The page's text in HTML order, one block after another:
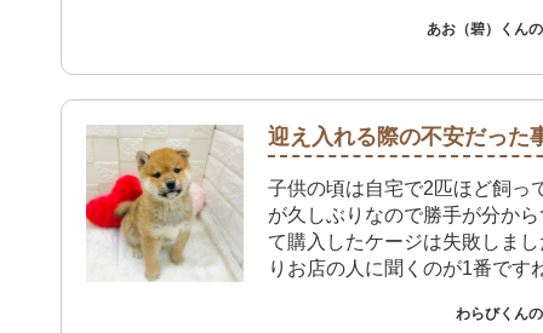
あお（碧）くん
迎え入れる際の不安だった
子供の頃は自宅で2匹ほど飼っ
が久しぶりなので勝手が分か
て購入したケージは失敗しま
りお店の人に聞くのが1番です
わらびくん